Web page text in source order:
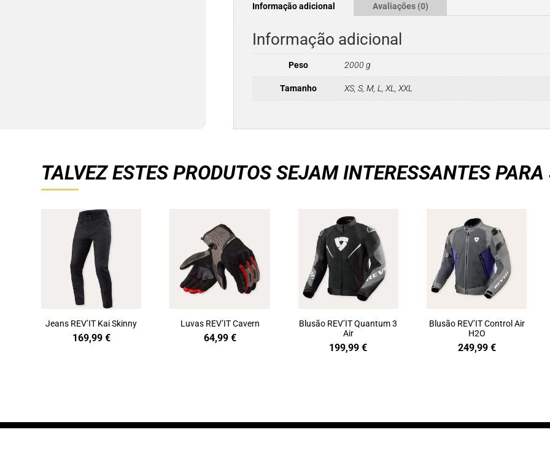
Informação adicional Avaliações (0)
Informação adicional
Peso 2000 g
Tamanho XS, S, M, L, XL, XXL
TALVEZ ESTES PRODUTOS SEJAM INTERESSANTES PARA
Jeans REV’IT Kai Skinny
169,99 €
Luvas REV’IT Cavern
64,99 €
Blusão REV’IT Quantum 3
Air
199,99€
Blusão REV’IT Control Air
H2O
249,99 €